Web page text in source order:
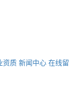
资质 新闻中心 在线留